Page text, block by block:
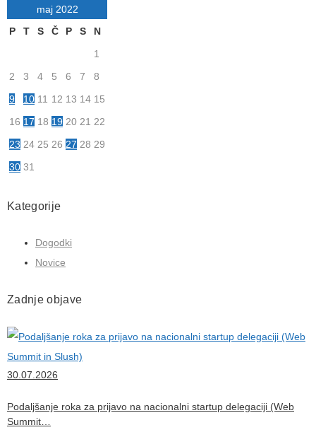
maj 2022
P
T S Č P S
N
1
2
3 4 5 6 7
8
9
10 11 12 13 14 15
16 17 18 19 20 21 22
23 24 25 26 27 28 29
30 31
Kategorije
Dogodki
Novice
Zadnje objave
30.07.2026
Podaljšanje roka za prijavo na nacionalni startup delegaciji (Web
Summit…